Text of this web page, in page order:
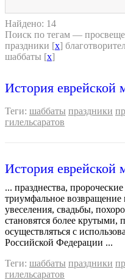
Найдено: 14
Поиск по тегам —
праздники [x]
шаббаты [x]
История еврейской
Теги: шаббаты праздники
гилельсаратов
История еврейской
... празднества,
триумфальное
увеселения, свадьбы,
становятся более крутыми,
осуществляться с
Российской Федерации ...
Теги: шаббаты праздники
гилельсаратов